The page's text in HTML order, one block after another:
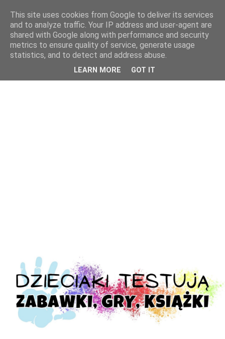
This site uses cookies from Google to deliver its services
and to analyze traffic. Your IP address and user-agent are
shared with Google along with performance and security
metrics to ensure quality of service, generate usage
statistics, and to detect and address abuse.
LEARN MORE GOT IT